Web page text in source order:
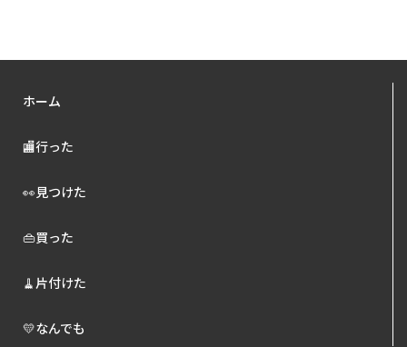
ホーム
🏬行った
👀見つけた
👜買った
🧹片付けた
💛なんでも